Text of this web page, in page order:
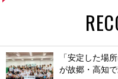
「安定した場
が故郷・高知